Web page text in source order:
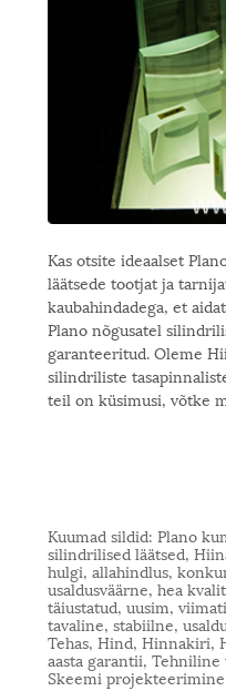
Kas otsite ideaalset
läätsede tootjat ja
kaubahindadega, et
Plano nõgusatel
garanteeritud. Oleme
silindriliste
teil on küsimusi, võtke
Kuumad sildid: Plano
silindrilised läätsed,
hulgi, allahindlus,
usaldusväärne, hea
täiustatud, uusim,
tavaline, stabiilne,
Tehas, Hind, Hinnakiri,
aasta garantii,
Skeemi projekteerimine